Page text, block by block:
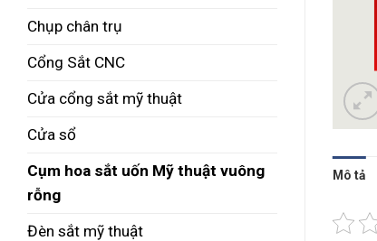
Chụp chân trụ
Cổng Sắt CNC
Cửa cổng sắt mỹ thuật
Cửa sổ
Cụm hoa sắt uốn Mỹ thuật vuông
rỗng
Đèn sắt mỹ thuật
Mô tả